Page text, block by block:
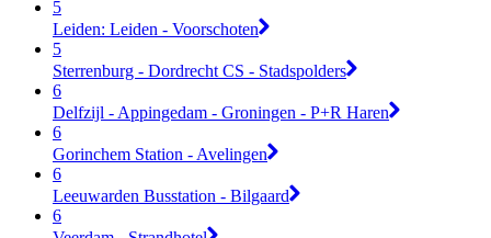
5
Leiden: Leiden - Voorschoten
5
Sterrenburg - Dordrecht CS - Stadspolders
6
Delfzijl - Appingedam - Groningen - P+R Haren
6
Gorinchem Station - Avelingen
6
Leeuwarden Busstation - Bilgaard
6